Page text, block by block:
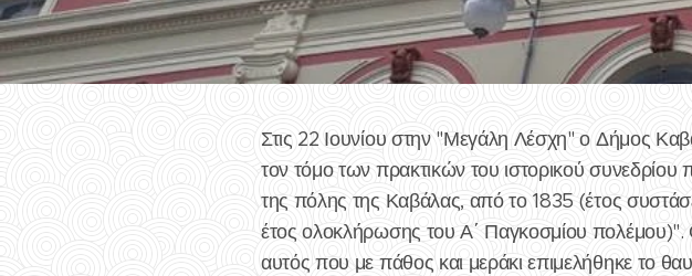
Στις 22 Ιουνίου στην "Μεγάλη Λέσχη" ο Δήμος
τον τόμο των πρακτικών του ιστορικού
της πόλης της Καβάλας, από το 1835 (έτος
έτος ολοκλήρωσης του Α΄ Παγκοσμίου
αυτός που με πάθος και μεράκι επιμελήθηκε το